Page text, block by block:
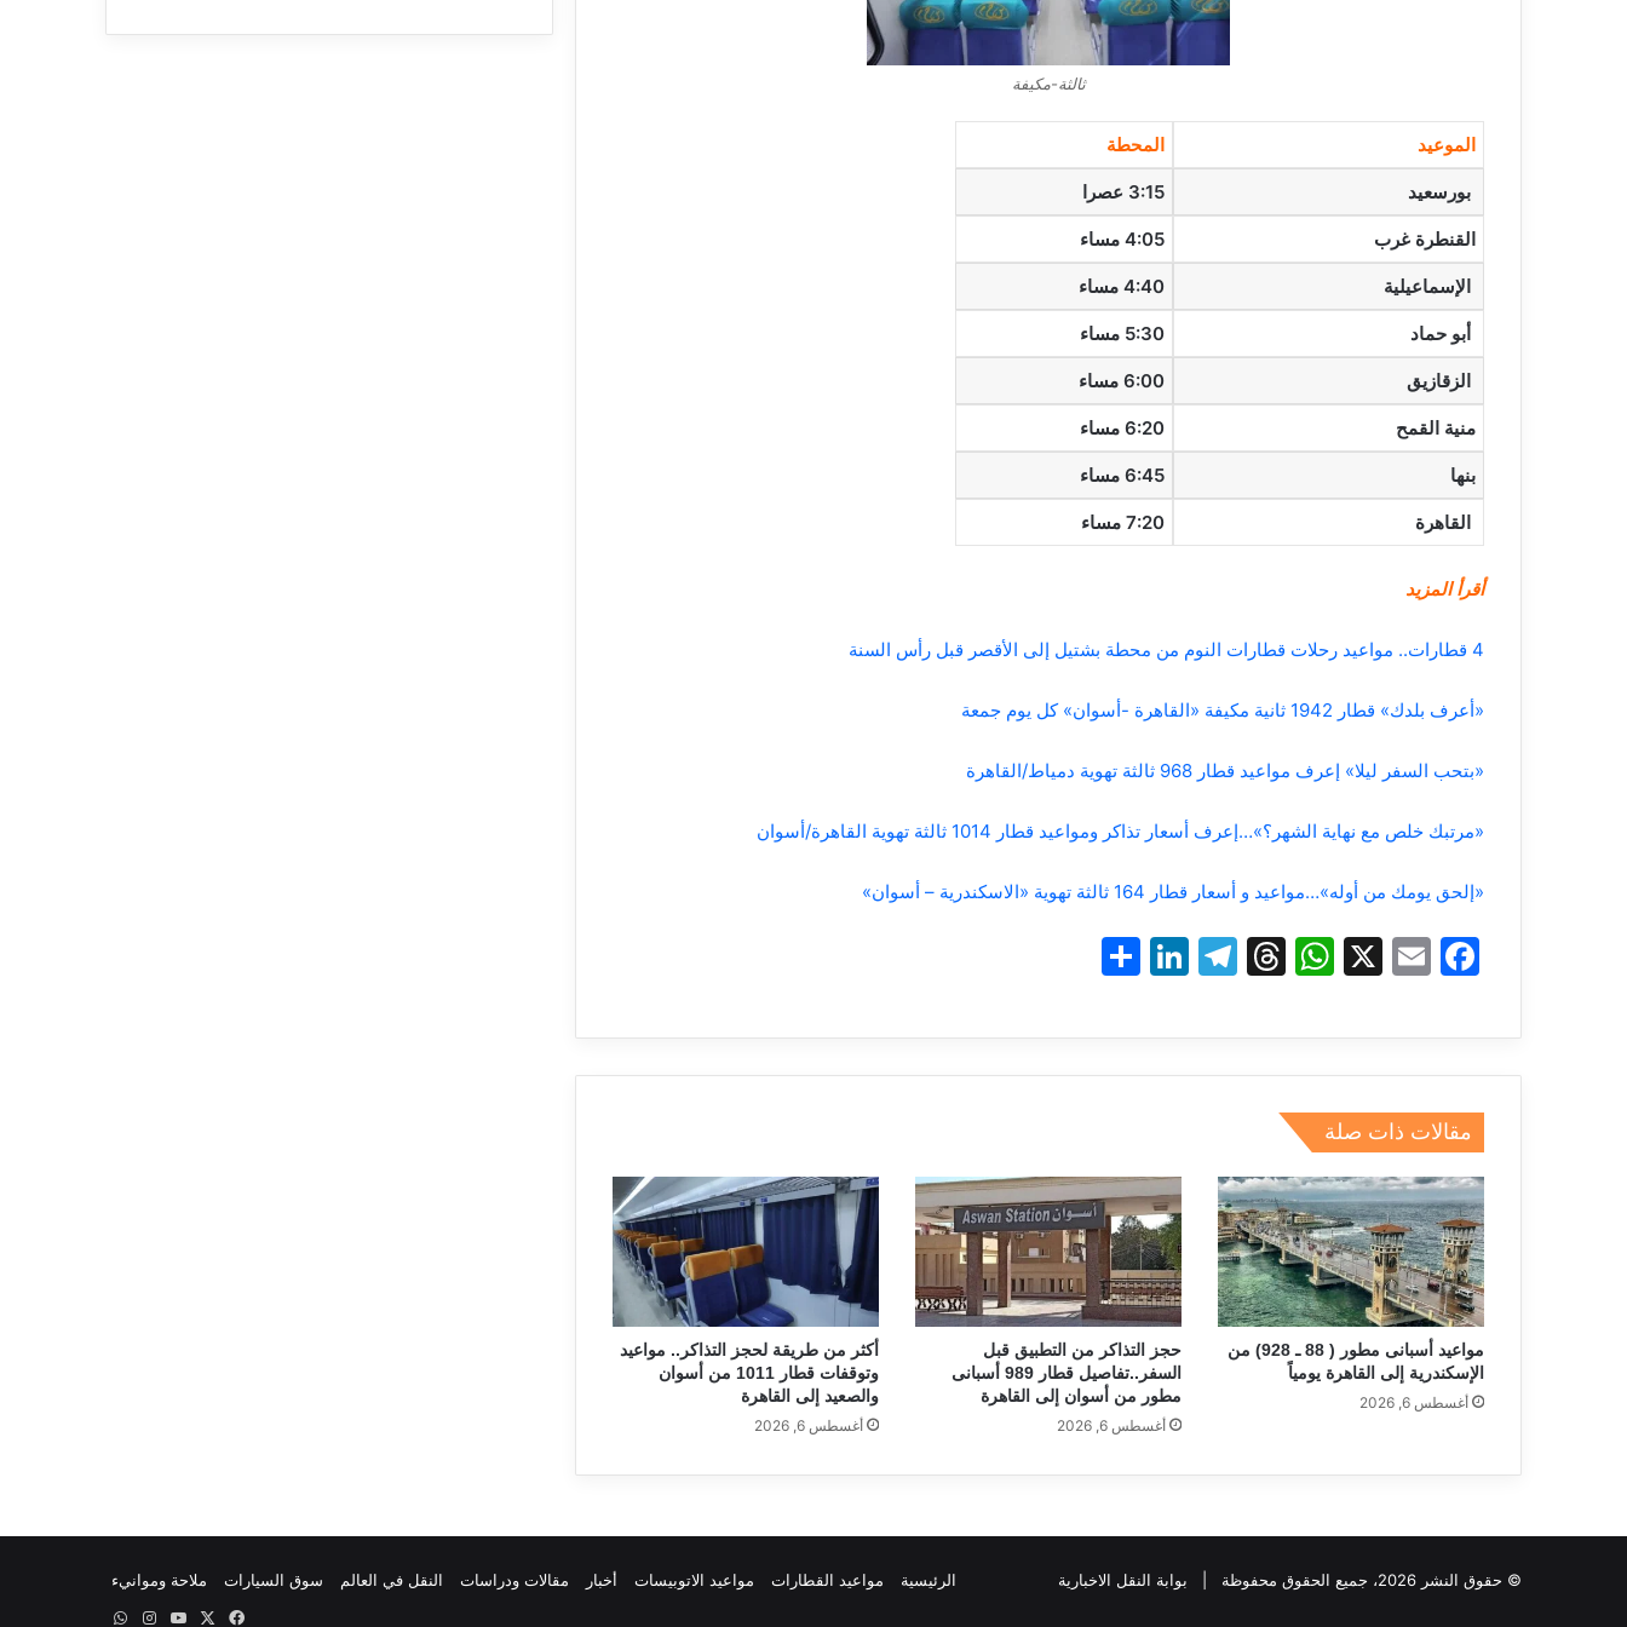
ثالثة-مكيفة
الموعيد المحطة
بورسعيد 3:15 عصرا
القنطرة غرب 4:05 مساء
الإسماعيلية 4:40 مساء
أبو حماد 5:30 مساء
الزقازيق 6:00 مساء
منية القمح 6:20 مساء
بنها 6:45 مساء
القاهرة 7:20 مساء
أقرأ المزيد
4 قطارات.. مواعيد رحلات قطارات النوم من محطة بشتيل إلى الأقصر قبل رأس السنة
«أعرف بلدك» قطار 1942 ثانية مكيفة «القاهرة -أسوان» كل يوم جمعة
«بتحب السفر ليلا» إعرف مواعيد قطار 968 ثالثة تهوية دمياط/القاهرة
«مرتبك خلص مع نهاية الشهر؟»…إعرف أسعار تذاكر ومواعيد قطار 1014 ثالثة تهوية القاهرة/أسوان
«إلحق يومك من أوله»…مواعيد و أسعار قطار 164 ثالثة تهوية «الاسكندرية – أسوان»
F
c
e
b
o
o
k
E
ai
l
X
W
at
s
A
p
T
e
a
T
e
gr
Li
k
e
ar
e
مقالات ذات صلة
مواعيد أسبانى مطور ( 88 ـ 928) من
الإسكندرية إلى القاهرة يومياً
أغسطس 6, 2026
حجز التذاكر من التطبيق قبل
السفر..تفاصيل قطار 989 أسبانى
مطور من أسوان إلى القاهرة
أغسطس 6, 2026
أكثر من طريقة لحجز التذاكر.. مواعيد
وتوقفات قطار 1011 من أسوان
والصعيد إلى القاهرة
أغسطس 6, 2026
© حقوق النشر 2026، جميع الحقوق محفوظة | بوابة النقل الاخبارية الرئيسية مواعيد القطارات مواعيد الاتوبيسات أخبار مقالات ودراسات النقل في العالم سوق السيارات
ملاحة وموانيء
فيسبوك
‫YouTubeانستقرام